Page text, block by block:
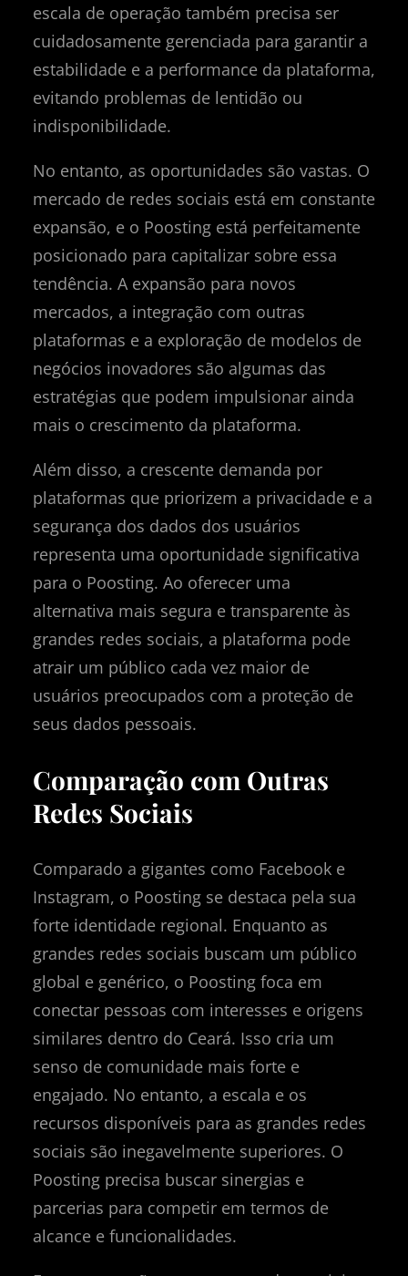
escala de operação também precisa ser
cuidadosamente gerenciada para garantir a
estabilidade e a performance da plataforma,
evitando problemas de lentidão ou
indisponibilidade.
No entanto, as oportunidades são vastas. O
mercado de redes sociais está em constante
expansão, e o Poosting está perfeitamente
posicionado para capitalizar sobre essa
tendência. A expansão para novos
mercados, a integração com outras
plataformas e a exploração de modelos de
negócios inovadores são algumas das
estratégias que podem impulsionar ainda
mais o crescimento da plataforma.
Além disso, a crescente demanda por
plataformas que priorizem a privacidade e a
segurança dos dados dos usuários
representa uma oportunidade significativa
para o Poosting. Ao oferecer uma
alternativa mais segura e transparente às
grandes redes sociais, a plataforma pode
atrair um público cada vez maior de
usuários preocupados com a proteção de
seus dados pessoais.
Comparação com Outras
Redes Sociais
Comparado a gigantes como Facebook e
Instagram, o Poosting se destaca pela sua
forte identidade regional. Enquanto as
grandes redes sociais buscam um público
global e genérico, o Poosting foca em
conectar pessoas com interesses e origens
similares dentro do Ceará. Isso cria um
senso de comunidade mais forte e
engajado. No entanto, a escala e os
recursos disponíveis para as grandes redes
sociais são inegavelmente superiores. O
Poosting precisa buscar sinergias e
parcerias para competir em termos de
alcance e funcionalidades.